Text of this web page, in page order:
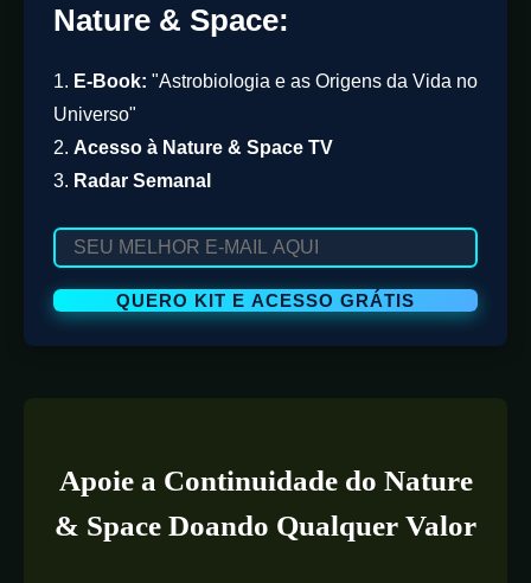
Nature & Space:
1. E-Book: "Astrobiologia e as Origens da Vida no
Universo"
2. Acesso à Nature & Space TV
3. Radar Semanal
Apoie a Continuidade do Nature
& Space Doando Qualquer Valor